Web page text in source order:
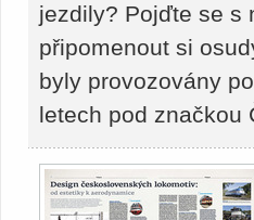
jezdily? Pojďte se s
připomenout si
byly provozovány
letech pod značkou